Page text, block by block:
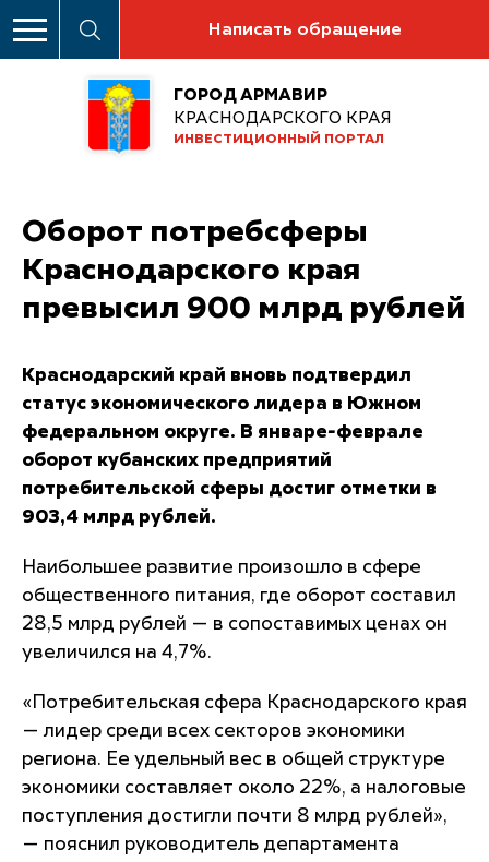
Написать обращение
ГОРОД АРМАВИР
КРАСНОДАРСКОГО КРАЯ
ИНВЕСТИЦИОННЫЙ ПОРТАЛ
Оборот потребсферы
Краснодарского края
превысил 900 млрд рублей
Краснодарский край вновь подтвердил
статус экономического лидера в Южном
федеральном округе. В январе-феврале
оборот кубанских предприятий
потребительской сферы достиг отметки в
903,4 млрд рублей.
Наибольшее развитие произошло в сфере
общественного питания, где оборот составил
28,5 млрд рублей — в сопоставимых ценах он
увеличился на 4,7%.
«Потребительская сфера Краснодарского края
— лидер среди всех секторов экономики
региона. Ее удельный вес в общей структуре
экономики составляет около 22%, а налоговые
поступления достигли почти 8 млрд рублей»,
— пояснил руководитель департамента